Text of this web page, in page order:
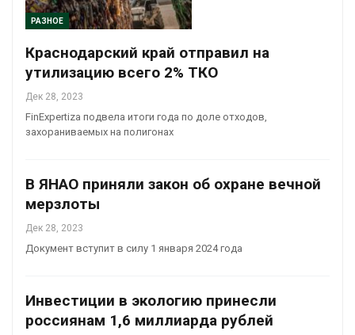
РАЗНОЕ
Краснодарский край отправил на
утилизацию всего 2% ТКО
Дек 28, 2023
FinExpertiza подвела итоги года по доле отходов,
захораниваемых на полигонах
В ЯНАО приняли закон об охране вечной
мерзлоты
Дек 28, 2023
Документ вступит в силу 1 января 2024 года
Инвестиции в экологию принесли
россиянам 1,6 миллиарда рублей